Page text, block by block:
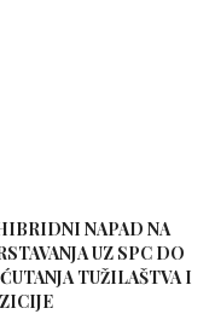
NAPAD NA
UZ SPC DO
TUŽILAŠTVA I